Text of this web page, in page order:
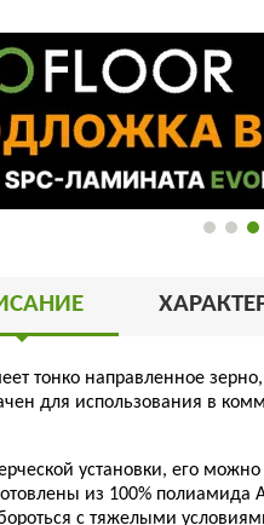
тонко направленное зерно,
для использования в
установки, его
из 100% полиамида
с тяжелыми